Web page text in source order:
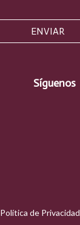
ENVIAR
Síguenos
Política de Privacidad